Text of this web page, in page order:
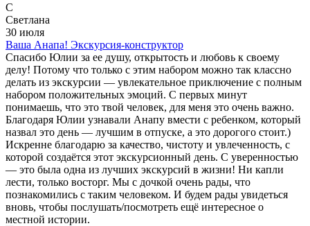
С
Светлана
30 июля
Ваша Анапа! Экскурсия-конструктор
Спасибо Юлии за ее душу, открытость и любовь к своему
делу! Потому что только с этим набором можно так классно
делать из экскурсии — увлекательное приключение с полным
набором положительных эмоций. С первых минут
понимаешь, что это твой человек, для меня это очень важно.
Благодаря Юлии узнавали Анапу вмести с ребенком, который
назвал это день — лучшим в отпуске, а это дорогого стоит.)
Искренне благодарю за качество, чистоту и увлеченность, с
которой создаётся этот экскурсионный день. С уверенностью
— это была одна из лучших экскурсий в жизни! Ни капли
лести, только восторг. Мы с дочкой очень рады, что
познакомились с таким человеком. И будем рады увидеться
вновь, чтобы послушать/посмотреть ещё интересное о
местной истории.